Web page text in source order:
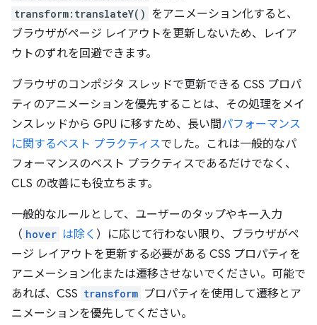
transform:translateY() をアニメーション化すると、
ブラウザがページ レイアウトを更新しないため、レイア
ウトのずれを回避できます。
ブラウザのコンポジタ スレッドで更新できる CSS プロパ
ティのアニメーションを優先することは、その処理をメイ
ンスレッドから GPU に移すため、長い間パフォーマンス
に関するベスト プラクティスでした。これは一般的なパ
フォーマンスのベスト プラクティスであるだけでなく、
CLS の改善にも役立ちます。
一般的なルールとして、ユーザーのタップやキー入力
（ hover は除く ）に応じて行わない限り、ブラウザがペ
ージ レイアウトを更新する必要がある CSS プロパティを
アニメーション化または遷移させないでください。可能で
あれば、CSS transform プロパティを使用して遷移とア
ニメーションを優先してください。